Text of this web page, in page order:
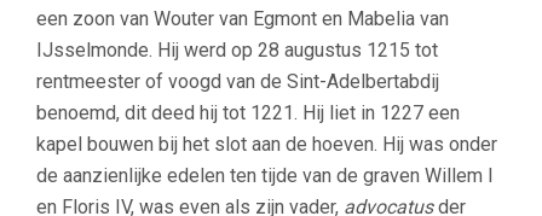
een zoon van Wouter van Egmont en Mabelia van
IJsselmonde. Hij werd op 28 augustus 1215 tot
rentmeester of voogd van de Sint-Adelbertabdij
benoemd, dit deed hij tot 1221. Hij liet in 1227 een
kapel bouwen bij het slot aan de hoeven. Hij was onder
de aanzienlijke edelen ten tijde van de graven Willem I
en Floris IV, was even als zijn vader, advocatusder